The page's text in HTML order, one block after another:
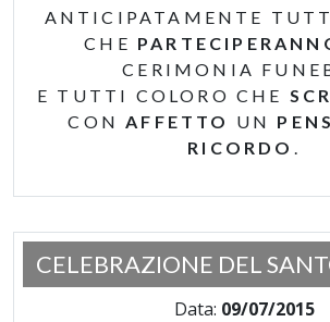
ANTICIPATAMENTE
CHE
CERIMONIA
E TUTTI COLORO CHE
CONAFFETTO UN
RICORDO .
CELEBRAZIONE DEL
Data: 09/07/2015